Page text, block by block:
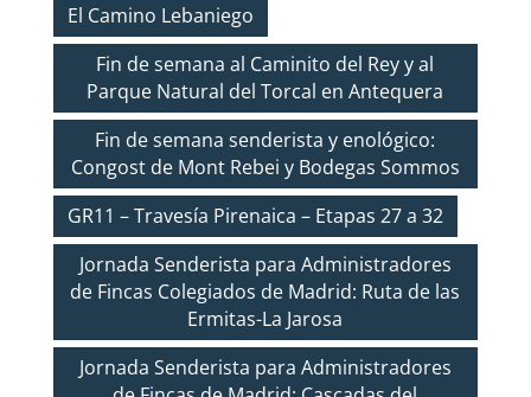
El Camino Lebaniego
Fin de semana al Caminito del Rey y al
Parque Natural del Torcal en Antequera
Fin de semana senderista y enológico:
Congost de Mont Rebei y Bodegas Sommos
GR11 – Travesía Pirenaica – Etapas 27 a 32
Jornada Senderista para Administradores
de Fincas Colegiados de Madrid: Ruta de las
Ermitas-La Jarosa
Jornada Senderista para Administradores